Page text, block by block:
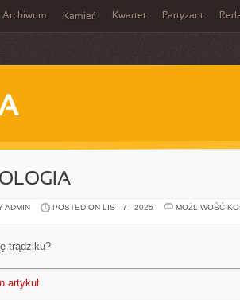
Archiwum Kamień Kwartet Partyzant
ADMIN POSTED ON LIS - 7 - 2025
MOŻLIWOŚĆ
trądziku?
artykuł